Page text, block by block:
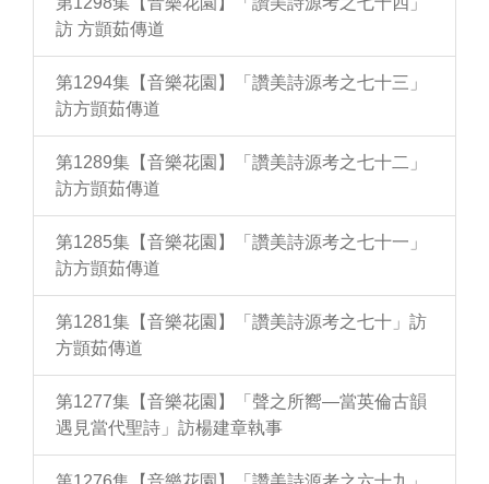
訪 方顗茹傳道
第1294集【音樂花園】「讚美詩源考之七十三」
訪方顗茹傳道
第1289集【音樂花園】「讚美詩源考之七十二」
訪方顗茹傳道
第1285集【音樂花園】「讚美詩源考之七十一」
訪方顗茹傳道
第1281集【音樂花園】「讚美詩源考之七十」訪
方顗茹傳道
第1277集【音樂花園】「聲之所嚮—當英倫古韻
遇見當代聖詩」訪楊建章執事